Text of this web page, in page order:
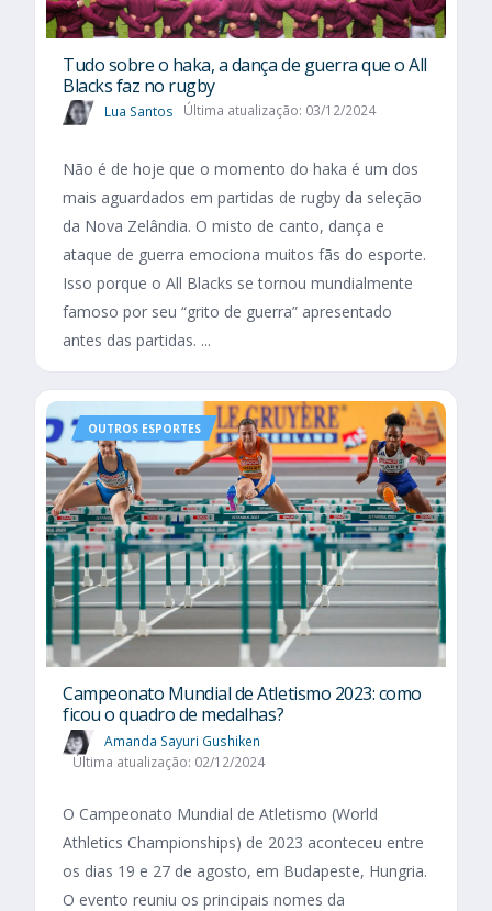
Tudo sobre o haka, a dança de guerra que o All
Blacks faz no rugby
Lua Santos Última atualização: 03/12/2024
Não é de hoje que o momento do haka é um dos
mais aguardados em partidas de rugby da seleção
da Nova Zelândia. O misto de canto, dança e
ataque de guerra emociona muitos fãs do esporte.
Isso porque o All Blacks se tornou mundialmente
famoso por seu “grito de guerra” apresentado
antes das partidas. ...
OUTROS ESPORTES
Campeonato Mundial de Atletismo 2023: como
ficou o quadro de medalhas?
Amanda Sayuri Gushiken
Última atualização: 02/12/2024
O Campeonato Mundial de Atletismo (World
Athletics Championships) de 2023 aconteceu entre
os dias 19 e 27 de agosto, em Budapeste, Hungria.
O evento reuniu os principais nomes da